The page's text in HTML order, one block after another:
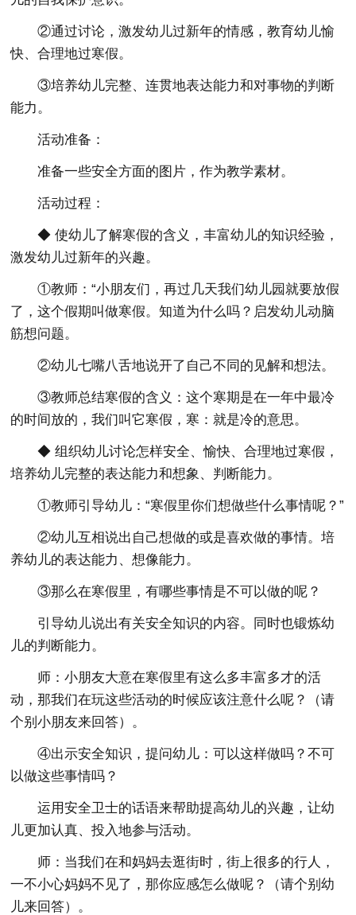
②通过讨论，激发幼儿过新年的情感，教育幼儿愉
快、合理地过寒假。
③培养幼儿完整、连贯地表达能力和对事物的判断
能力。
活动准备：
准备一些安全方面的图片，作为教学素材。
活动过程：
◆ 使幼儿了解寒假的含义，丰富幼儿的知识经验，
激发幼儿过新年的兴趣。
①教师：“小朋友们，再过几天我们幼儿园就要放假
了，这个假期叫做寒假。知道为什么吗？启发幼儿动脑
筋想问题。
②幼儿七嘴八舌地说开了自己不同的见解和想法。
③教师总结寒假的含义：这个寒期是在一年中最冷
的时间放的，我们叫它寒假，寒：就是冷的意思。
◆ 组织幼儿讨论怎样安全、愉快、合理地过寒假，
培养幼儿完整的表达能力和想象、判断能力。
①教师引导幼儿：“寒假里你们想做些什么事情呢？”
②幼儿互相说出自己想做的或是喜欢做的事情。培
养幼儿的表达能力、想像能力。
③那么在寒假里，有哪些事情是不可以做的呢？
引导幼儿说出有关安全知识的内容。同时也锻炼幼
儿的判断能力。
师：小朋友大意在寒假里有这么多丰富多才的活
动，那我们在玩这些活动的时候应该注意什么呢？（请
个别小朋友来回答）。
④出示安全知识，提问幼儿：可以这样做吗？不可
以做这些事情吗？
运用安全卫士的话语来帮助提高幼儿的兴趣，让幼
儿更加认真、投入地参与活动。
师：当我们在和妈妈去逛街时，街上很多的行人，
一不小心妈妈不见了，那你应感怎么做呢？（请个别幼
儿来回答）。